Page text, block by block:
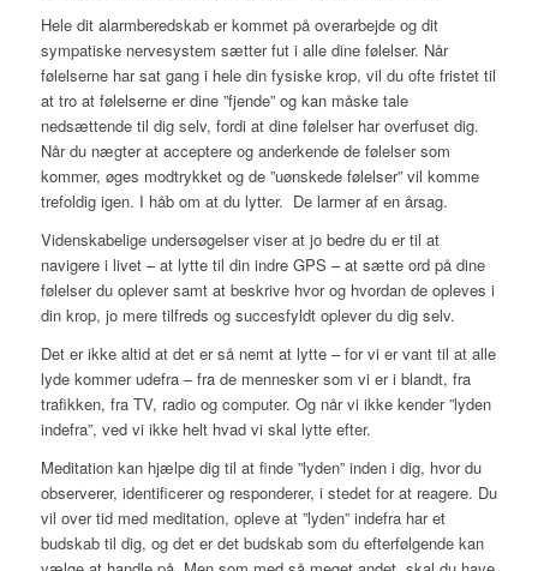
Hele dit alarmberedskab er kommet på overarbejde og dit
sympatiske nervesystem sætter fut i alle dine følelser. Når
følelserne har sat gang i hele din fysiske krop, vil du ofte fristet til
at tro at følelserne er dine ”fjende” og kan måske tale
nedsættende til dig selv, fordi at dine følelser har overfuset dig.
Når du nægter at acceptere og anderkende de følelser som
kommer, øges modtrykket og de ”uønskede følelser” vil komme
trefoldig igen. I håb om at du lytter. De larmer af en årsag.
Videnskabelige undersøgelser viser at jo bedre du er til at
navigere i livet – at lytte til din indre GPS – at sætte ord på dine
følelser du oplever samt at beskrive hvor og hvordan de opleves i
din krop, jo mere tilfreds og succesfyldt oplever du dig selv.
Det er ikke altid at det er så nemt at lytte – for vi er vant til at alle
lyde kommer udefra – fra de mennesker som vi er i blandt, fra
trafikken, fra TV, radio og computer. Og når vi ikke kender ”lyden
indefra”, ved vi ikke helt hvad vi skal lytte efter.
Meditation kan hjælpe dig til at finde ”lyden” inden i dig, hvor du
observerer, identificerer og responderer, i stedet for at reagere. Du
vil over tid med meditation, opleve at ”lyden” indefra har et
budskab til dig, og det er det budskab som du efterfølgende kan